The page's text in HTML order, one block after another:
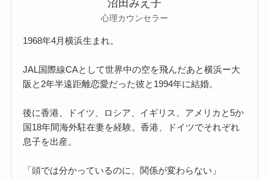
沼田みえ子
心理カウンセラー
1968年4月横浜生まれ。
JAL国際線CAとして世界中の空を飛んだあと横浜ー大
阪と2年半遠距離恋愛だった彼と1994年に結婚。
後に香港、ドイツ、ロシア、イギリス、アメリカと5か
国18年間海外駐在妻を経験。香港、ドイツでそれぞれ
息子を出産。
「頭では分かっているのに、関係が変わらない」